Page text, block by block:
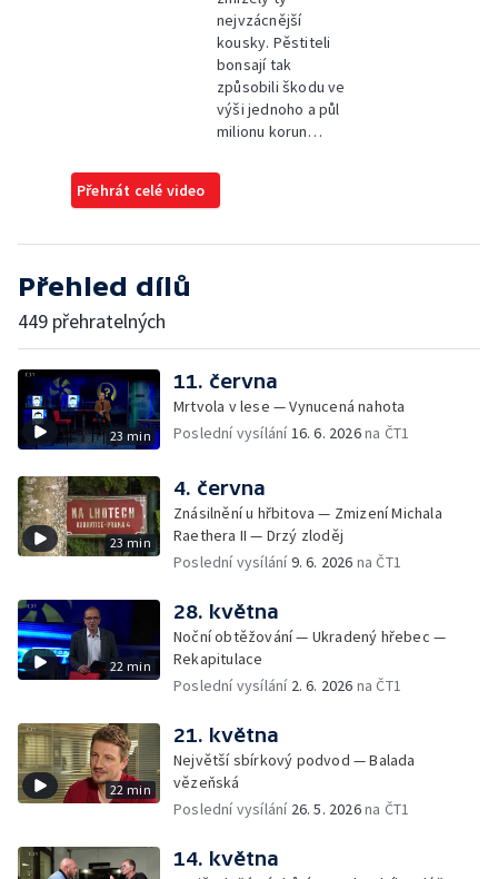
nejvzácnější
kousky. Pěstiteli
bonsají tak
způsobili škodu ve
výši jednoho a půl
milionu korun…
Přehrát celé video
Přehled dílů
449 přehratelných
23 min
11. června
Mrtvola v lese — Vynucená nahota
Poslední vysílání16. 6. 2026na ČT1
23 min
4. června
Znásilnění u hřbitova — Zmizení Michala
Raethera II — Drzý zloděj
Poslední vysílání9. 6. 2026 na ČT1
22 min
28. května
Noční obtěžování — Ukradený hřebec —
Rekapitulace
Poslední vysílání 2. 6. 2026 na ČT1
22 min
21. května
Největší sbírkový podvod — Balada
vězeňská
Poslední vysílání 26. 5. 2026na ČT1
14. května